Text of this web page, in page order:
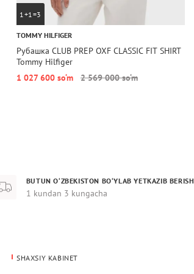
1+1=3
TOMMY HILFIGER
Рубашка CLUB PREP OXF CLASSIC FIT SHIRT
Tommy Hilfiger
1 027 600 so‘m
2 569 000 so‘m
BUTUN O‘ZBEKISTON BO‘YLAB YETKAZIB BERISH
1 kundan 3 kungacha
SHAXSIY KABINET